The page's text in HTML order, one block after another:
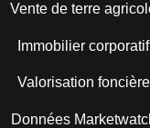
Vente de terre
Immobilier corporatif
Valorisation foncière
Données